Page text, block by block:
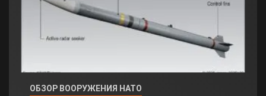
ОБЗОР ВООРУЖЕНИЯ НАТО